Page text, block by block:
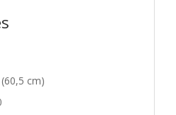
cm)